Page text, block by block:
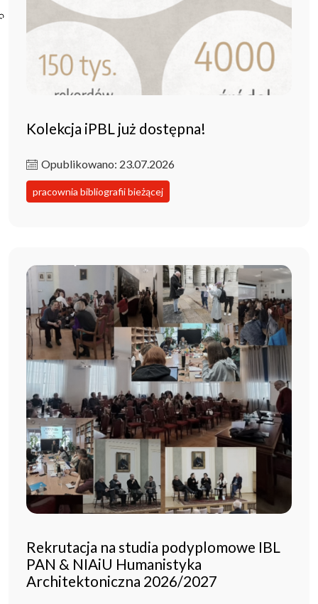
Poczta ibl.waw.pl
Kontakt
Kolekcja iPBL już dostępna!
Opublikowano: 23.07.2026
pracownia bibliografii bieżącej
Rekrutacja na studia podyplomowe IBL
PAN & NIAiU Humanistyka
Architektoniczna 2026/2027